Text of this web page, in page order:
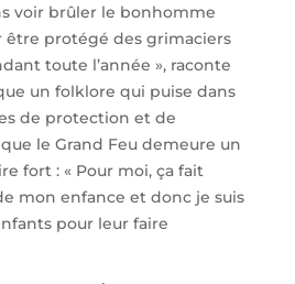
voir brûler le bonhomme
être protégé des grimaciers
toute l’année », raconte
un folklore qui puise dans
de protection et de
le Grand Feu demeure un
fort : « Pour moi, ça fait
mon enfance et donc je suis
pour leur faire